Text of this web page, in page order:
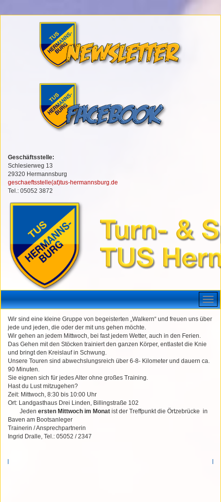
Geschäftsstelle:
Schlesierweg 13
29320 Hermannsburg
geschaeftsstelle(at)tus-hermannsburg.de
Tel.: 05052 3872
Wir sind eine kleine Gruppe von begeisterten „Walkern“ und freuen uns über
jede und jeden, die oder der mit uns gehen möchte.
Wir gehen an jedem Mittwoch, bei fast jedem Wetter, auch in den Ferien.
Das Gehen mit den Stöcken trainiert den ganzen Körper, entlastet die Knie
und bringt den Kreislauf in Schwung.
Unsere Touren sind abwechslungsreich über 6-8- Kilometer und dauern ca.
90 Minuten.
Sie eignen sich für jedes Alter ohne großes Training.
Hast du Lust mitzugehen?
Zeit: Mittwoch, 8:30 bis 10:00 Uhr
Ort: Landgasthaus Drei Linden, Billingstraße 102
Jeden ersten Mittwoch im Monat ist der Treffpunkt die Örtzebrücke in
Baven am Bootsanleger
Trainerin / Ansprechpartnerin
Ingrid Dralle, Tel.: 05052 / 2347